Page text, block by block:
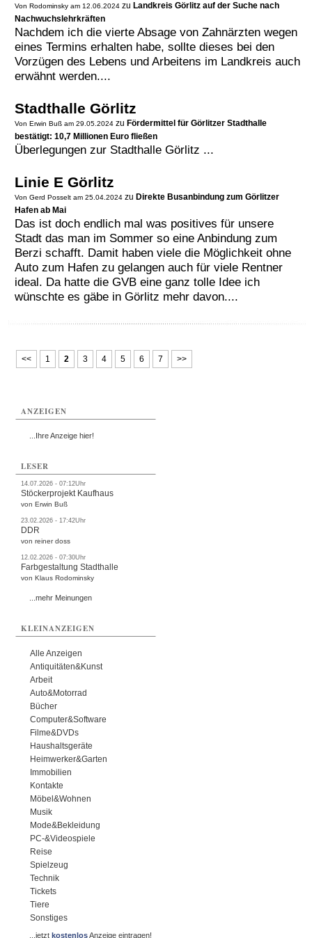
Von Rodominsky am 12.06.2024zu Landkreis Görlitz auf der Suche nach
Nachwuchslehrkräften
Nachdem ich die vierte Absage von Zahnärzten wegen
eines Termins erhalten habe, sollte dieses bei den
Vorzügen des Lebens und Arbeitens im Landkreis auch
erwähnt werden....
Stadthalle Görlitz
Von Erwin Buß am 29.05.2024zu Fördermittel für Görlitzer Stadthalle
bestätigt: 10,7 Millionen Euro fließen
Überlegungen zur Stadthalle Görlitz ...
Linie E Görlitz
Von Gerd Posselt am 25.04.2024zu Direkte Busanbindung zum Görlitzer
Hafen ab Mai
Das ist doch endlich mal was positives für unsere
Stadt das man im Sommer so eine Anbindung zum
Berzi schafft. Damit haben viele die Möglichkeit ohne
Auto zum Hafen zu gelangen auch für viele Rentner
ideal. Da hatte die GVB eine ganz tolle Idee ich
wünschte es gäbe in Görlitz mehr davon....
<< 1 2 3 4 5 6 7 >>
ANZEIGEN
...Ihre Anzeige hier!
LESER
14.07.2026 - 07:12Uhr
Stöckerprojekt Kaufhaus
von Erwin Buß
23.02.2026 - 17:42Uhr
DDR
von reiner doss
12.02.2026 - 07:30Uhr
Farbgestaltung Stadthalle
von Klaus Rodominsky
...mehr Meinungen
KLEINANZEIGEN
Alle Anzeigen
Antiquitäten&Kunst
Arbeit
Auto&Motorrad
Bücher
Computer&Software
Filme&DVDs
Haushaltsgeräte
Heimwerker&Garten
Immobilien
Kontakte
Möbel&Wohnen
Musik
Mode&Bekleidung
PC-&Videospiele
Reise
Spielzeug
Technik
Tickets
Tiere
Sonstiges
...jetztkostenlosAnzeige eintragen!